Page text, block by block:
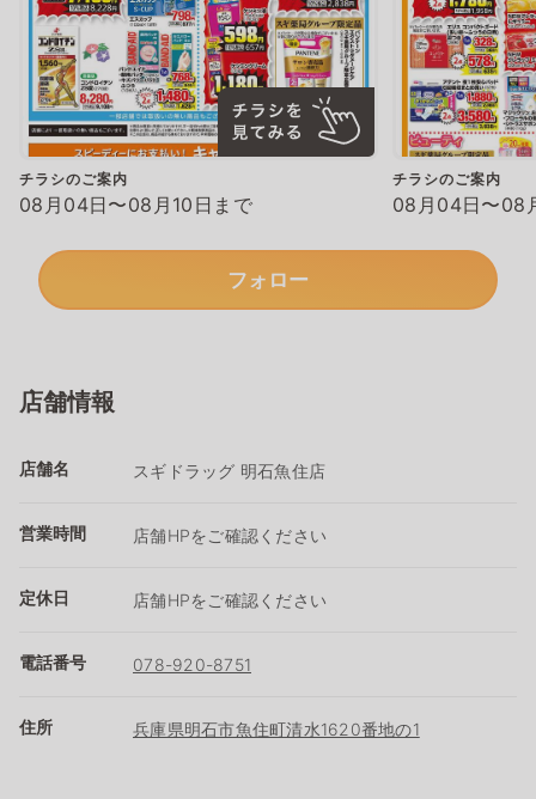
チラシのご案内
08月04日〜08月10日まで
チラシのご案内
08月04日〜08
フォロー
店舗情報
店舗名 スギドラッグ 明石魚住店
営業時間 店舗HPをご確認ください
定休日 店舗HPをご確認ください
電話番号 078-920-8751
住所 兵庫県明石市魚住町清水1620番地の1